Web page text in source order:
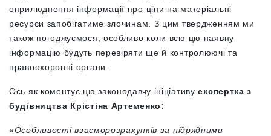
оприлюднення інформації про ціни на матеріальні
ресурси запобігатиме злочинам. З цим твердженням ми
також погоджуємося, особливо коли всю цю наявну
інформацію будуть перевіряти ще й контролюючі та
правоохоронні органи.
Ось як коментує цю законодавчу ініціативу експертка з
будівництва Крістіна Артеменко:
«Особливості взаєморозрахунків за підрядними